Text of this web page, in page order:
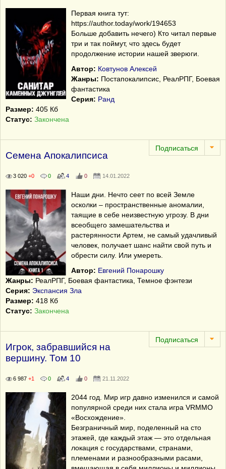
Первая книга тут:
https://author.today/work/194653
Больше добавить нечего) Кто читал первые
три и так поймут, что здесь будет
продолжение истории нашей зверюги.
Автор: Ковтунов Алексей
Жанры: Постапокалипсис, РеалРПГ, Боевая
фантастика
Серия: Ранд
Размер: 405 Кб
Статус: Закончена
Семена Апокалипсиса
3 020 +0 0 4 0 14.01.2022
Наши дни. Нечто сеет по всей Земле
осколки – пространственные аномалии,
таящие в себе неизвестную угрозу. В дни
всеобщего замешательства и
растерянности Артем, не самый удачливый
человек, получает шанс найти свой путь и
обрести силу. Или умереть.
Автор: Евгений Понарошку
Жанры: РеалРПГ, Боевая фантастика, Темное фэнтези
Серия: Экспансия Зла
Размер: 418 Кб
Статус: Закончена
Игрок, забравшийся на
вершину. Том 10
6 987 +1 0 4 0 21.11.2022
2044 год. Мир игр давно изменился и самой
популярной среди них стала игра VRMMO
«Восхождение».
Безграничный мир, поделенный на сто
этажей, где каждый этаж ― это отдельная
локация с государствами, странами,
племенами и разнообразными расами,